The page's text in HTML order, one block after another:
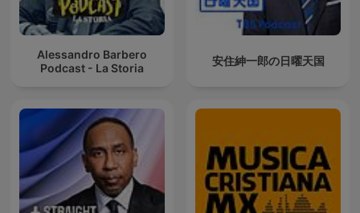
Alessandro Barbero
Podcast - La Storia
安住紳一郎の日曜天国